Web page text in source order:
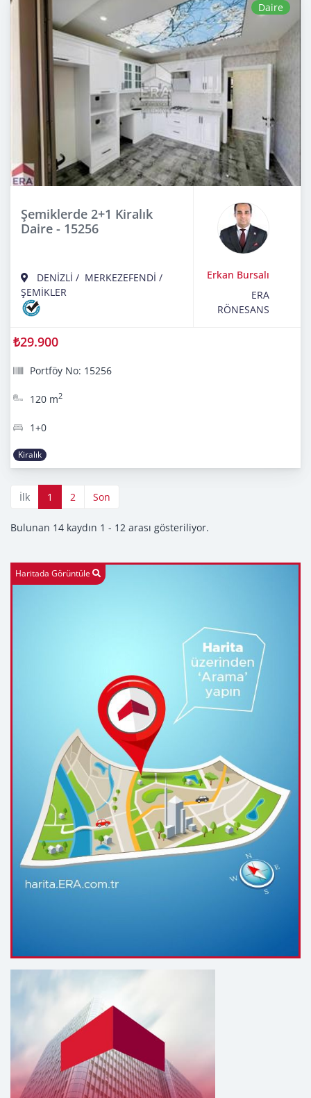
Daire
Şemiklerde 2+1 Kiralık
Daire - 15256
DENİZLİ / MERKEZEFENDİ /
ŞEMİKLER
Erkan Bursalı
ERA
RÖNESANS
₺29.900
Portföy No: 15256
120 m2
1+0
Kiralık
İlk 1 2 Son
Bulunan 14 kaydın 1 - 12 arası gösteriliyor.
Haritada Görüntüle